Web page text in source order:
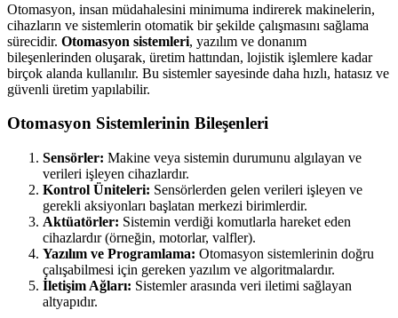
Otomasyon, insan müdahalesini minimuma indirerek makinelerin,
cihazların ve sistemlerin otomatik bir şekilde çalışmasını sağlama
sürecidir. Otomasyon sistemleri, yazılım ve donanım
bileşenlerinden oluşarak, üretim hattından, lojistik işlemlere kadar
birçok alanda kullanılır. Bu sistemler sayesinde daha hızlı, hatasız ve
güvenli üretim yapılabilir.
Otomasyon Sistemlerinin Bileşenleri
Sensörler: Makine veya sistemin durumunu algılayan ve
verileri işleyen cihazlardır.
Kontrol Üniteleri: Sensörlerden gelen verileri işleyen ve
gerekli aksiyonları başlatan merkezi birimlerdir.
Aktüatörler: Sistemin verdiği komutlarla hareket eden
cihazlardır (örneğin, motorlar, valfler).
Yazılım ve Programlama: Otomasyon sistemlerinin doğru
çalışabilmesi için gereken yazılım ve algoritmalardır.
İletişim Ağları: Sistemler arasında veri iletimi sağlayan
altyapıdır.